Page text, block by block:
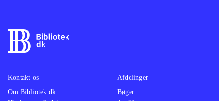
Kontakt os
Om Bibliotek.dk
Afdelinger
Bøger